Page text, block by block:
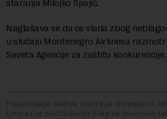
staranja Milojko Spajić.
Naglašava se da će vlada zbog
u slučaju Montenegro Airlinesa
Saveta Agencije za zaštitu konkurencije.
Preuzimanje delova teksta je dozvoljeno,
izvora i uz postavljanje linka ka izvornom